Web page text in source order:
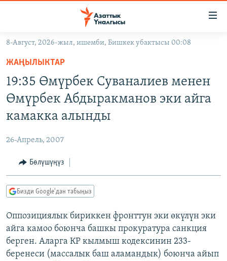
Навигацияга
өтүңүз
салыңызКЫРГЫЗСТАН
МАДАНИЯТ
УКРАИНА
ТВ ПРОГРАММАЛАР
БҮГҮН АЗАТТЫКТА
ДАНИСТЕ
ЭЖЕ-СИҢДИЛЕР
АЗАТТЫК+
ПОДКАСТ
ОНЛАЙН ШЕРИНЕ
8-Август, 2026-жыл, ишемби, Бишкек убактысы 00:08
ЖАҢЫЛЫКТАР
19:35 Өмүрбек Суваналиев менен
Өмүрбек Абдыракманов эки айга
камакка алынды
26-Апрель, 2007
Бөлүшүңүз
Бизди Google'дан табыңыз
Оппозициялык бириккен фронттун эки өкүлүн эки
айга камоо боюнча башкы прокуратура санкция
берген. Аларга КР кылмыш кодексинин 233-
беренеси (массалык баш аламандык) боюнча айып